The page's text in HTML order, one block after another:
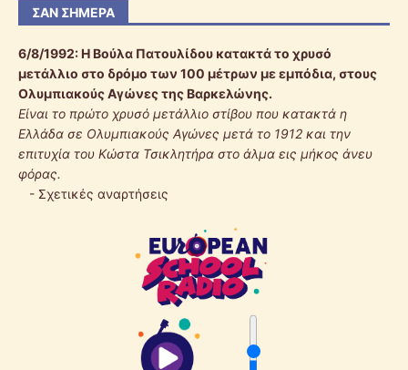
ΣΑΝ ΣΉΜΕΡΑ
6/8/1992:Η Βούλα Πατουλίδου κατακτά το χρυσό
μετάλλιο στο δρόμο των 100 μέτρων με εμπόδια, στους
Ολυμπιακούς Αγώνες της Βαρκελώνης.
Είναι το πρώτο χρυσό μετάλλιο στίβου που κατακτά η
Ελλάδα σε Ολυμπιακούς Αγώνες μετά το 1912 και την
επιτυχία του Κώστα Τσικλητήρα στο άλμα εις μήκος άνευ
φόρας.
- Σχετικές αναρτήσεις